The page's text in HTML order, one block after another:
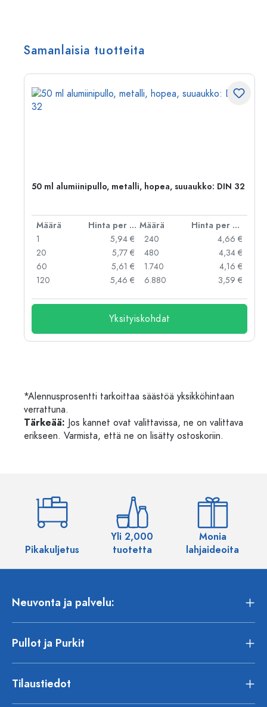
Samanlaisia tuotteita
50 ml alumiinipullo, metalli, hopea, suuaukko: DIN 32
Määrä Hinta per kpl Määrä
Hinta per kpl
1
5,94 €
20
5,77 €
60
5,61 €
120
5,46 €
240
4,66 €
480
4,34 €
1.740
4,16 €
6.880
3,59 €
Yksityiskohdat
*Alennusprosentti tarkoittaa säästöä yksikköhintaan
verrattuna.
Tärkeää: Jos kannet ovat valittavissa, ne on valittava
erikseen. Varmista, että ne on lisätty ostoskoriin.
Pikakuljetus
Yli 2,000
tuotetta
Monia
lahjaideoita
Neuvonta ja palvelu:
Pullot ja Purkit
Tilaustiedot